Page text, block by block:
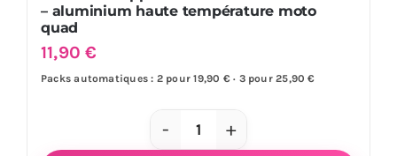
– aluminium haute température moto
quad
11,90€
Packs automatiques : 2 pour 19,90 € · 3 pour 25,90 €
quantité